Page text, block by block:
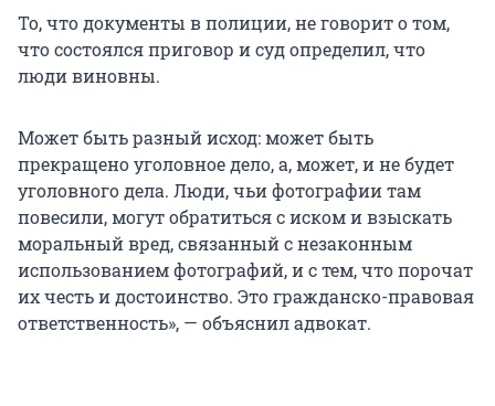
То, что документы в полиции, не говорит о том,
что состоялся приговор и суд определил, что
люди виновны.
Может быть разный исход: может быть
прекращено уголовное дело, а, может, и не будет
уголовного дела. Люди, чьи фотографии там
повесили, могут обратиться с иском и взыскать
моральный вред, связанный с незаконным
использованием фотографий, и с тем, что порочат
их честь и достоинство. Это гражданско-правовая
ответственность», — объяснил адвокат.